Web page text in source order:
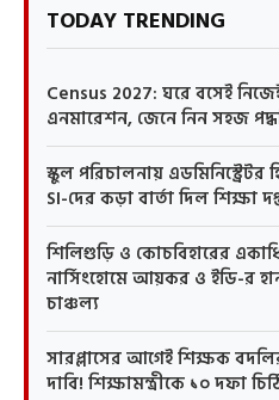
TODAY TRENDING
Census 2027: ঘরে বসেই
এনমারেশন, জেনে নিন সহজ
স্কুল পরিচালনায় এডমিনিস্ট্রেটর
SI-দের কড়া বার্তা দিল শিক্ষা
শিলিগুড়ি ও কোচবিহারের
নার্সিংহোমে আয়কর ও ইডি-র
চাঞ্চল্য
সারপ্লাসের আগেই শিক্ষক
দাবি! শিক্ষামন্ত্রীকে ১০ দফা